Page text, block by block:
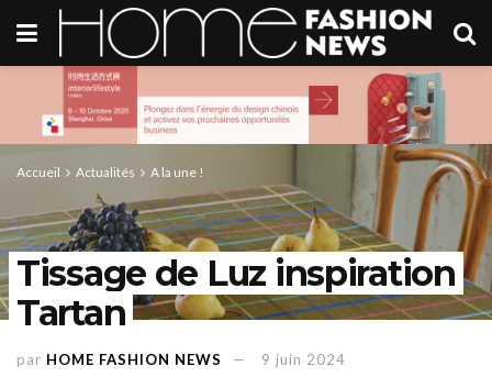
Accueil Actualités A la une !
Tissage de Luz inspiration
Tartan
par HOME FASHION NEWS 9 juin 2024